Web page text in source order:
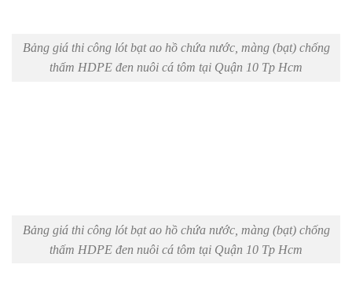
Bảng giá thi công lót bạt ao hồ chứa nước, màng (bạt) chống
thấm HDPE đen nuôi cá tôm tại Quận 10 Tp Hcm
Bảng giá thi công lót bạt ao hồ chứa nước, màng (bạt) chống
thấm HDPE đen nuôi cá tôm tại Quận 10 Tp Hcm